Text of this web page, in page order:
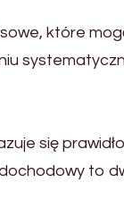
które
się
to